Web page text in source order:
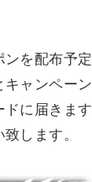
を配布予定
ャンペー
ドに届きます
します。